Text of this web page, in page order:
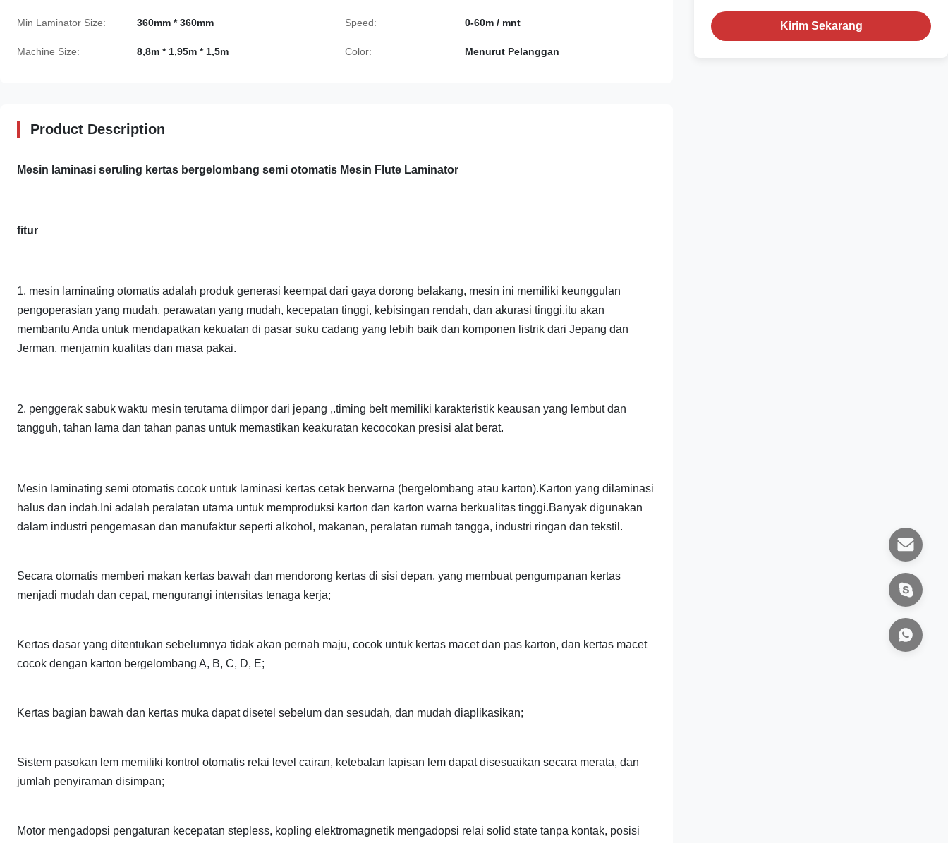
Min Laminator Size: 360mm * 360mm Speed: 0-60m / mnt
Machine Size: 8,8m * 1,95m * 1,5m Color: Menurut Pelanggan
Product Description
Mesin laminasi seruling kertas bergelombang semi otomatis Mesin Flute Laminator
fitur
1. mesin laminating otomatis adalah produk generasi keempat dari gaya dorong belakang, mesin ini memiliki keunggulan
pengoperasian yang mudah, perawatan yang mudah, kecepatan tinggi, kebisingan rendah, dan akurasi tinggi.itu akan
membantu Anda untuk mendapatkan kekuatan di pasar suku cadang yang lebih baik dan komponen listrik dari Jepang dan
Jerman, menjamin kualitas dan masa pakai.
2. penggerak sabuk waktu mesin terutama diimpor dari jepang ,.timing belt memiliki karakteristik keausan yang lembut dan
tangguh, tahan lama dan tahan panas untuk memastikan keakuratan kecocokan presisi alat berat.
Mesin laminating semi otomatis cocok untuk laminasi kertas cetak berwarna (bergelombang atau karton).Karton yang dilaminasi
halus dan indah.Ini adalah peralatan utama untuk memproduksi karton dan karton warna berkualitas tinggi.Banyak digunakan
dalam industri pengemasan dan manufaktur seperti alkohol, makanan, peralatan rumah tangga, industri ringan dan tekstil.
Secara otomatis memberi makan kertas bawah dan mendorong kertas di sisi depan, yang membuat pengumpanan kertas
menjadi mudah dan cepat, mengurangi intensitas tenaga kerja;
Kertas dasar yang ditentukan sebelumnya tidak akan pernah maju, cocok untuk kertas macet dan pas karton, dan kertas macet
cocok dengan karton bergelombang A, B, C, D, E;
Kertas bagian bawah dan kertas muka dapat disetel sebelum dan sesudah, dan mudah diaplikasikan;
Sistem pasokan lem memiliki kontrol otomatis relai level cairan, ketebalan lapisan lem dapat disesuaikan secara merata, dan
jumlah penyiraman disimpan;
Motor mengadopsi pengaturan kecepatan stepless, kopling elektromagnetik mengadopsi relai solid state tanpa kontak, posisi
Kirim Sekarang